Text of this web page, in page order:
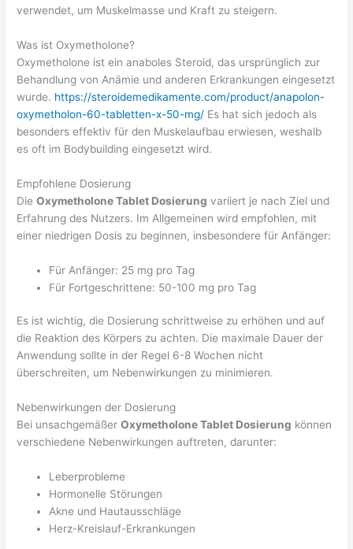
verwendet, um Muskelmasse und Kraft zu steigern.
Was ist Oxymetholone?
Oxymetholone ist ein anaboles Steroid, das ursprünglich zur
Behandlung von Anämie und anderen Erkrankungen eingesetzt
wurde. https://steroidemedikamente.com/product/anapolon-
oxymetholon-60-tabletten-x-50-mg/ Es hat sich jedoch als
besonders effektiv für den Muskelaufbau erwiesen, weshalb
es oft im Bodybuilding eingesetzt wird.
Empfohlene Dosierung
DieOxymetholone Tablet Dosierung variiert je nach Ziel und
Erfahrung des Nutzers. Im Allgemeinen wird empfohlen, mit
einer niedrigen Dosis zu beginnen, insbesondere für Anfänger:
Für Anfänger: 25 mg pro Tag
Für Fortgeschrittene: 50-100 mg pro Tag
Es ist wichtig, die Dosierung schrittweise zu erhöhen und auf
die Reaktion des Körpers zu achten. Die maximale Dauer der
Anwendung sollte in der Regel 6-8 Wochen nicht
überschreiten, um Nebenwirkungen zu minimieren.
Nebenwirkungen der Dosierung
Bei unsachgemäßerOxymetholone Tablet Dosierung können
verschiedene Nebenwirkungen auftreten, darunter:
Leberprobleme
Hormonelle Störungen
Akne und Hautausschläge
Herz-Kreislauf-Erkrankungen